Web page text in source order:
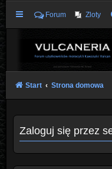
Forum Zloty
Start Strona domowa
Zaloguj się przez